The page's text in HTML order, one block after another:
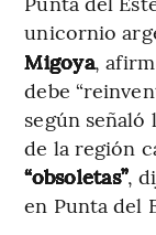
unicornio
Migoya,
debe
según
de la región
“obsoletas”,
en Punta del